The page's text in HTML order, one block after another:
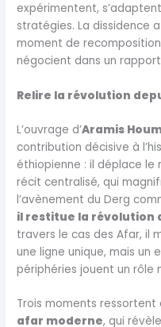
expérimentent,
stratégies. La dissidence
moment de
négocient dans un
Relire la révolution
L’ouvrage d’Aramis
contribution décisive à
éthiopienne : il déplace le
récit centralisé, qui
l’avènement du Derg
il restitue la révolution
travers le cas des Afar, il
une ligne unique, mais un
périphéries jouent un rôle
Trois moments ressortent
afar moderne, qui